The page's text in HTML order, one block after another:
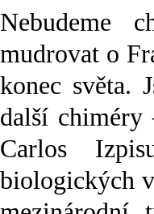
Nebudeme
mudrovat o
konec světa.
další
Carlos
biologických